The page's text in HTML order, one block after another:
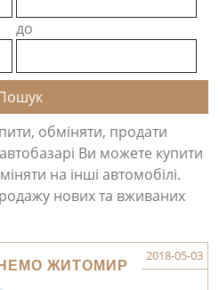
до
обміняти, продати
Ви можете купити
на інші автомобілі.
нових та вживаних
НЕМО ЖИТОМИР
2018-05-03